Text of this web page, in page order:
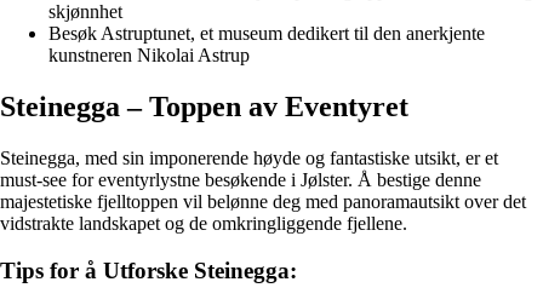
skjønnhet
Besøk Astruptunet, et museum dedikert til den anerkjente
kunstneren Nikolai Astrup
Steinegga – Toppen av Eventyret
Steinegga, med sin imponerende høyde og fantastiske utsikt, er et
must-see for eventyrlystne besøkende i Jølster. Å bestige denne
majestetiske fjelltoppen vil belønne deg med panoramautsikt over det
vidstrakte landskapet og de omkringliggende fjellene.
Tips for å Utforske Steinegga: